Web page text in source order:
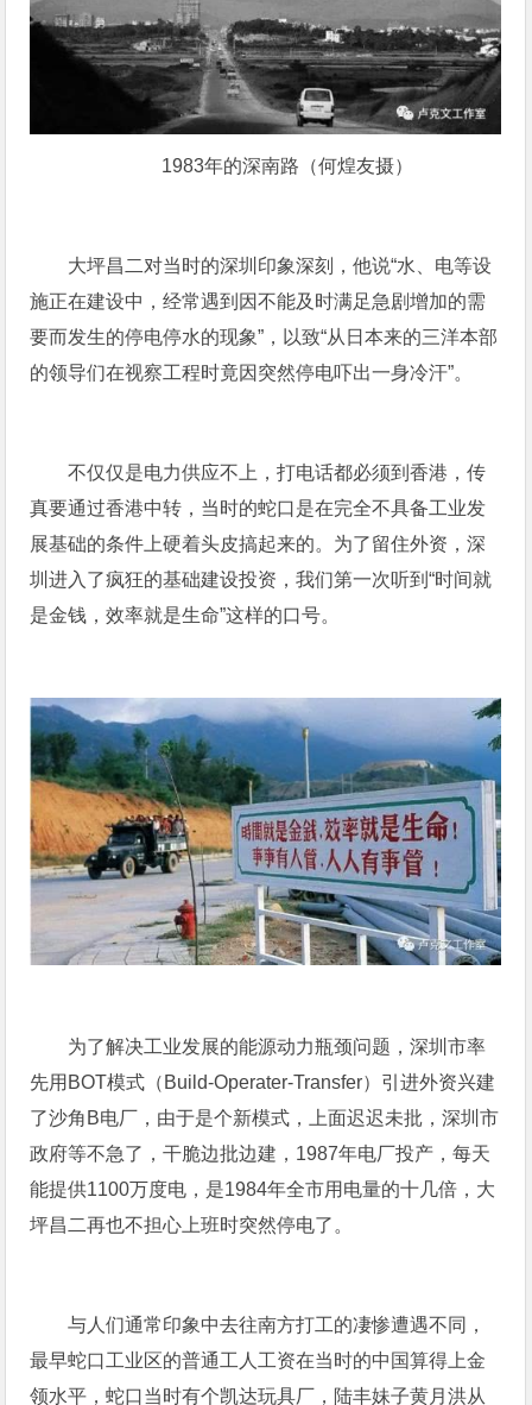
1983年的深南路（何煌友摄）
大坪昌二对当时的深圳印象深刻，他说“水、电等设
施正在建设中，经常遇到因不能及时满足急剧增加的需
要而发生的停电停水的现象”，以致“从日本来的三洋本部
的领导们在视察工程时竟因突然停电吓出一身冷汗”。
不仅仅是电力供应不上，打电话都必须到香港，传
真要通过香港中转，当时的蛇口是在完全不具备工业发
展基础的条件上硬着头皮搞起来的。为了留住外资，深
圳进入了疯狂的基础建设投资，我们第一次听到“时间就
是金钱，效率就是生命”这样的口号。
为了解决工业发展的能源动力瓶颈问题，深圳市率
先用BOT模式（Build-Operater-Transfer）引进外资兴建
了沙角B电厂，由于是个新模式，上面迟迟未批，深圳市
政府等不急了，干脆边批边建，1987年电厂投产，每天
能提供1100万度电，是1984年全市用电量的十几倍，大
坪昌二再也不担心上班时突然停电了。
与人们通常印象中去往南方打工的凄惨遭遇不同，
最早蛇口工业区的普通工人工资在当时的中国算得上金
领水平，蛇口当时有个凯达玩具厂，陆丰妹子黄月洪从